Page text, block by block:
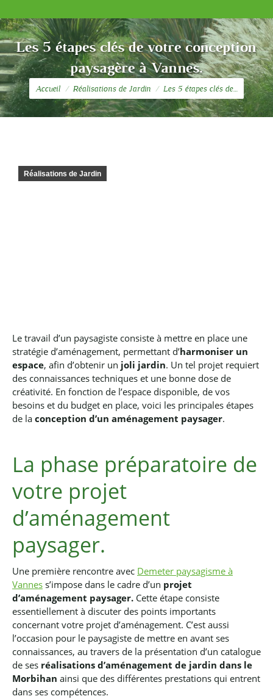
Les 5 étapes clés de votre conception
paysagère à Vannes.
Vous êtes ici :
Accueil Réalisations de Jardin Les 5 étapes clés de…
Réalisations de Jardin
Le travail d’un paysagiste consiste à mettre en place une
stratégie d’aménagement, permettant d’harmoniser un
espace, afin d’obtenir un joli jardin. Un tel projet requiert
des connaissances techniques et une bonne dose de
créativité. En fonction de l’espace disponible, de vos
besoins et du budget en place, voici les principales étapes
de la conception d’un aménagement paysager.
La phase préparatoire de
votre projet
d’aménagement
paysager.
Une première rencontre avec Demeter paysagisme à
Vannes s’impose dans le cadre d’un projet
d’aménagement paysager. Cette étape consiste
essentiellement à discuter des points importants
concernant votre projet d’aménagement. C’est aussi
l’occasion pour le paysagiste de mettre en avant ses
connaissances, au travers de la présentation d’un catalogue
de ses réalisations d’aménagement de jardin dans le
Morbihan ainsi que des différentes prestations qui entrent
dans ses compétences.